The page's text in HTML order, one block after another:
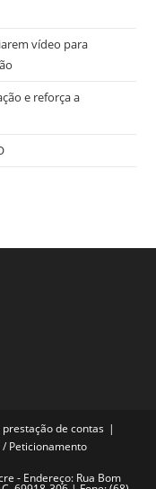
vídeo para
e reforça a
de contas
/ Peticionamento
- Endereço: Rua Bom